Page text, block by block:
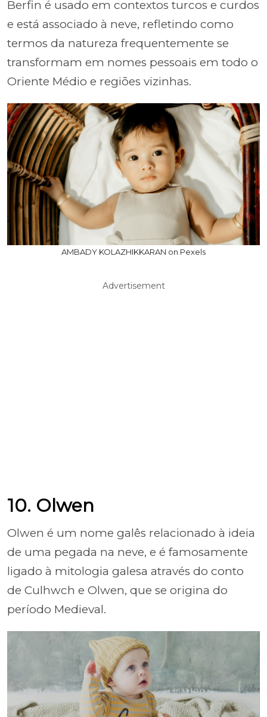
Berfin é usado em contextos turcos e curdos
e está associado à neve, refletindo como
termos da natureza frequentemente se
transformam em nomes pessoais em todo o
Oriente Médio e regiões vizinhas.
AMBADY KOLAZHIKKARAN on Pexels
Advertisement
10. Olwen
Olwen é um nome galês relacionado à ideia
de uma pegada na neve, e é famosamente
ligado à mitologia galesa através do conto
de Culhwch e Olwen, que se origina do
período Medieval.